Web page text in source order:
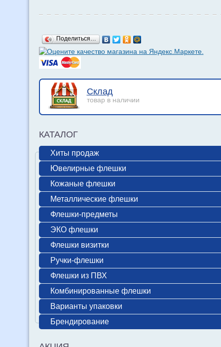
Поделиться…
Склад
товар в наличии
КАТАЛОГ
Хиты продаж
Ювелирные флешки
Кожаные флешки
Металлические флешки
Флешки-предметы
ЭКО флешки
Флешки визитки
Ручки-флешки
Флешки из ПВХ
Комбинированные флешки
Варианты упаковки
Брендирование